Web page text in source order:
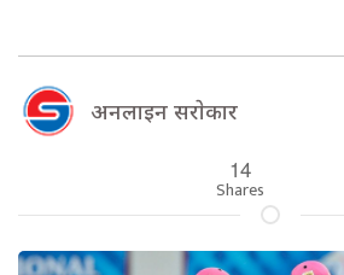
अनलाइन सराेकार
14
Shares